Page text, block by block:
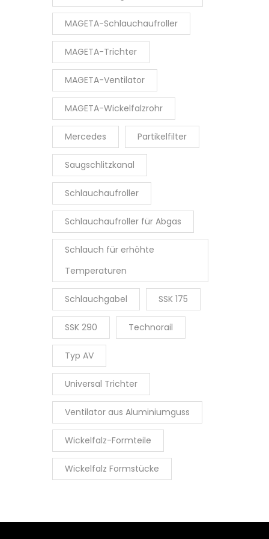
MAGETA-Schlauchaufroller
MAGETA-Trichter
MAGETA-Ventilator
MAGETA-Wickelfalzrohr
Mercedes Partikelfilter
Saugschlitzkanal
Schlauchaufroller
Schlauchaufroller für Abgas
Schlauch für erhöhte
Temperaturen
Schlauchgabel SSK 175
SSK 290 Technorail
Typ AV
Universal Trichter
Ventilator aus Aluminiumguss
Wickelfalz-Formteile
Wickelfalz Formstücke